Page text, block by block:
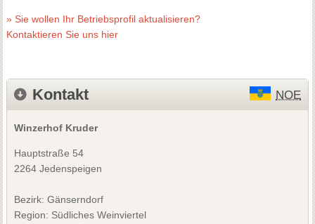
» Sie wollen Ihr Betriebsprofil aktualisieren?
Kontaktieren Sie uns hier
Kontakt NOE
Winzerhof Kruder
Hauptstraße 54
2264 Jedenspeigen
Bezirk: Gänserndorf
Region: Südliches Weinviertel